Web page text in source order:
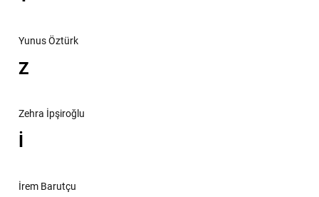
Yunus Öztürk
Z
Zehra İpşiroğlu
İ
İrem Barutçu